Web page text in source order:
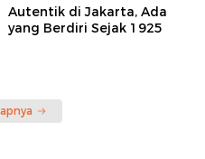
Autentik di Jakarta, Ada
yang Berdiri Sejak 1925